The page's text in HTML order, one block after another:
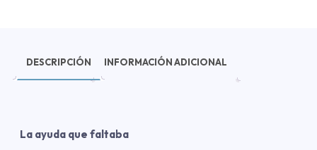
DESCRIPCIÓN INFORMACIÓN ADICIONAL
La ayuda que faltaba